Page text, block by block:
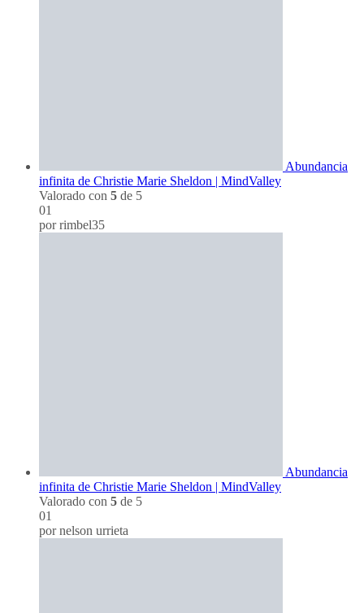
Abundancia
infinita de Christie Marie Sheldon | MindValley
Valorado con 5 de 5
01
por rimbel35
Abundancia
infinita de Christie Marie Sheldon | MindValley
Valorado con 5 de 5
01
por nelson urrieta